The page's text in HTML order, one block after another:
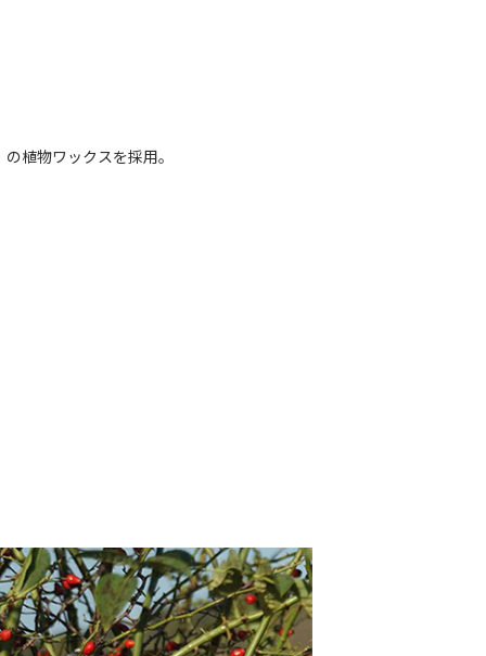
の植物ワックスを採用。